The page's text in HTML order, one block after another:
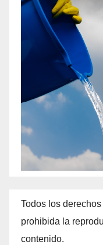
Todos los
prohibida la
contenido.